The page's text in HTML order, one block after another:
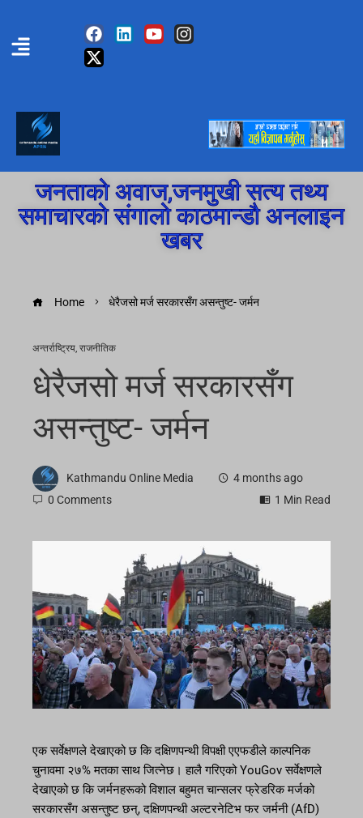
जनताको अवाज,जनमुखी सत्य तथ्य
समाचारको संगालो काठमान्डौ अनलाइन
खबर
Home धेरैजसो मर्ज सरकारसँग असन्तुष्ट- जर्मन
अन्तर्राष्ट्रिय, राजनीतिक
धेरैजसो मर्ज सरकारसँग
असन्तुष्ट- जर्मन
Kathmandu Online Media
4 months ago
0 Comments
1 Min Read
एक सर्वेक्षणले देखाएको छ कि दक्षिणपन्थी विपक्षी एएफडीले काल्पनिक
चुनावमा २७% मतका साथ जित्नेछ। हालै गरिएको YouGov सर्वेक्षणले
देखाएको छ कि जर्मनहरूको विशाल बहुमत चान्सलर फ्रेडरिक मर्जको
सरकारसँग असन्तुष्ट छन्, दक्षिणपन्थी अल्टरनेटिभ फर जर्मनी (AfD)